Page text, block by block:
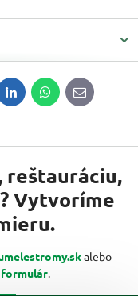
LinkedInWhatsApp
E-
mail
reštauráciu,
Vytvoríme
alebo
.